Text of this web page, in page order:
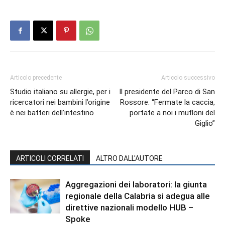
Articolo precedente
Studio italiano su allergie, per i
ricercatori nei bambini l’origine
è nei batteri dell’intestino
Articolo successivo
Il presidente del Parco di San
Rossore: “Fermate la caccia,
portate a noi i mufloni del
Giglio”
ARTICOLI CORRELATI ALTRO DALL'AUTORE
Aggregazioni dei laboratori: la giunta
regionale della Calabria si adegua alle
direttive nazionali modello HUB –
Spoke